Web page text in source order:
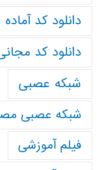
دانلود کد آماده
دانلود کد
شبکه عصبی
شبکه عصبی
فیلم آموزشی